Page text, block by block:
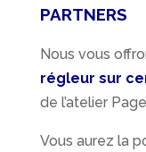
PARTNERS
Nous vous
régleur sur
de l’atelier
Vous aurez la